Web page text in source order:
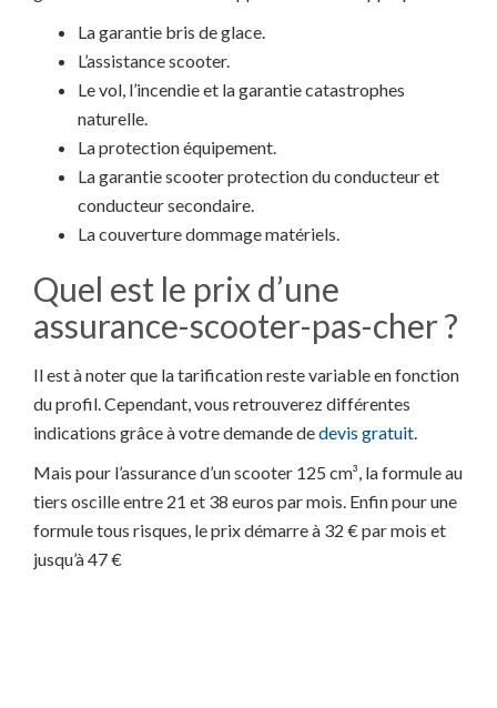
La garantie bris de glace.
L’assistance scooter.
Le vol, l’incendie et la garantie catastrophes
naturelle.
La protection équipement.
La garantie scooter protection du conducteur et
conducteur secondaire.
La couverture dommage matériels.
Quel est le prix d’une
assurance-scooter-pas-cher ?
Il est à noter que la tarification reste variable en fonction
du profil. Cependant, vous retrouverez différentes
indications grâce à votre demande dedevis gratuit
Mais pour l’assurance d’un scooter 125 cm³, la formule au
tiers oscille entre 21 et 38 euros par mois. Enfin pour une
formule tous risques, le prix démarre à 32 € par mois et
jusqu’à 47 €